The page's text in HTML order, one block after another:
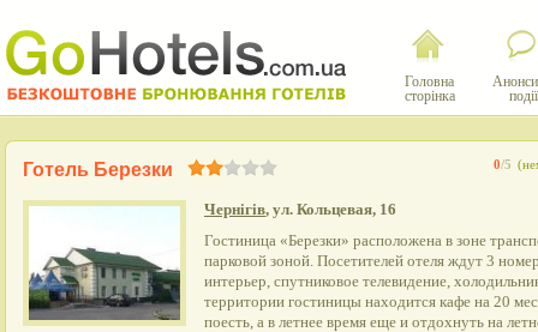
Головна
сторінка
події
0/5
Готель Березки
Чернігів, ул. Кольцевая, 16
Гостиница «Березки» расположена в зоне
парковой зоной. Посетителей отеля ждут 3
интерьер, спутниковое телевидение,
территории гостиницы находится кафе на 20
поесть, а в летнее время еще и отдохнуть на